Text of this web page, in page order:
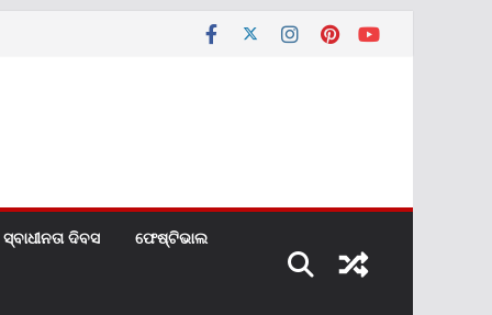
ସ୍ବାଧୀନତା ଦିବସ ଫେଷ୍ଟିଭାଲ